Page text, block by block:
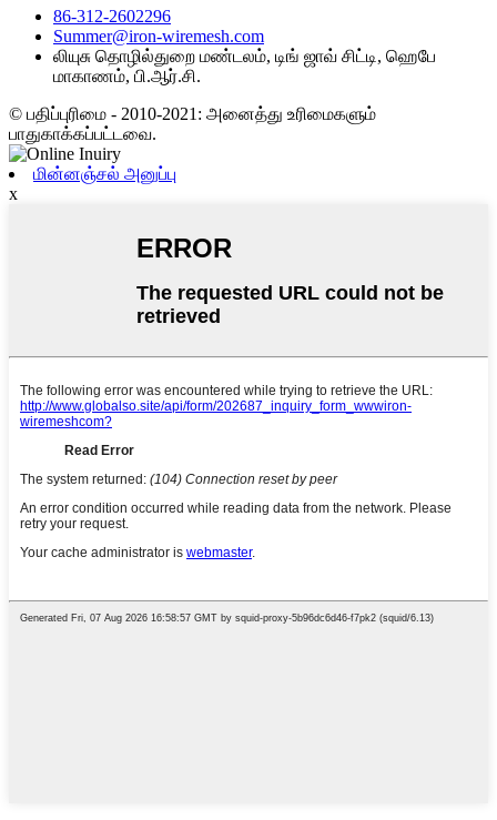
86-312-2602296
Summer@iron-wiremesh.com
லியுசு தொழில்துறை மண்டலம், டிங் ஜாவ் சிட்டி, ஹெபே
மாகாணம், பி.ஆர்.சி.
© பதிப்புரிமை - 2010-2021: அனைத்து உரிமைகளும்
பாதுகாக்கப்பட்டவை.
மின்னஞ்சல் அனுப்பு
x